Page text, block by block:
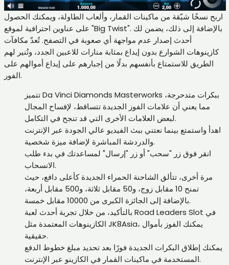
اربح نسخًا شيّقة من ماكينات القمار، وألعاب الطاولة، ويمكنك الحصول
على عناوين احترافية لموقع "Big Twist". بالإضافة إلى ذلك، يضمن لك
أحدث إصدار عدم مواجهة أي صعوبة في التصفح. تُعدّ مكافآت
كازينوهات الشوارع بدون إيداع بمثابة منارات للاعبين الجدد، وتُنير لهم
الطريق للاستمتاع بأنفسهم بدلًا من إجبارهم على إيداع أموالهم على
الفور.
تتميز Da Vinci Diamonds Masterworks ببكرات متدحرجة،
مما يعني أن علامات الفوز الجديدة تتساقط، لإفساح المجال
لبعض العلامات الأخرى التي قد تنجح في التكامل.
اهدأ واستمتع بينما نعتني ببث الفيديو عالي الجودة عبر الإنترنت
والدردشة المباشرة لإضافة ميزة شخصية.
انقر فوق زر "سحب" أو زر "إرسال" لمساعدتك في بدء طلب
الانسحاب.
مرة أخرى، تتألق الشاحنة الحمراء الجديدة كأعلى دافع، حيث
تمنح 10 مقابل زوج، و50 مقابل ثلاثة، و500 مقابل أربعة،
بالإضافة إلى الجائزة الكبرى من 10000 مقابل خمسة.
بالتأكيد، من خلال تجربة أحدث لعبة Road Leaders Slot في
الكازينوهات المعتمدة مثل JK8Asia، يمكنك الفوز بأموال
حقيقية.
يمكنك إطلاق البكرات الجديدة فورًا بعد تحديد مبلغ خطوط الدفع
المستخدمة في ماكينات القمار في الكازينو عبر الإنترنت.